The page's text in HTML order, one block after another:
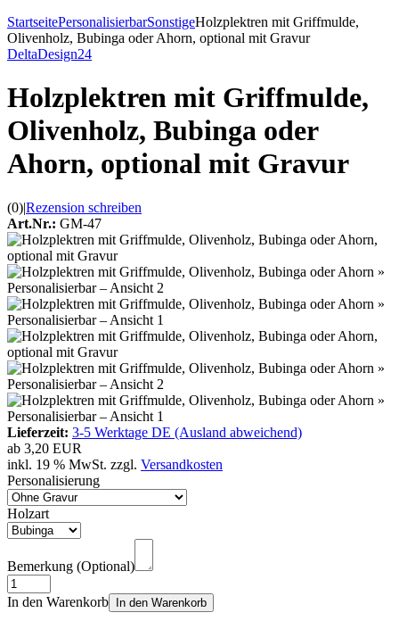
StartseitePersonalisierbarSonstigeHolzplektren mit Griffmulde,
Olivenholz, Bubinga oder Ahorn, optional mit Gravur
DeltaDesign24
Holzplektren mit Griffmulde,
Olivenholz, Bubinga oder
Ahorn, optional mit Gravur
(0)|Rezension schreiben
Art.Nr.: GM-47
Lieferzeit: 3-5 Werktage DE (Ausland abweichend)
ab 3,20 EUR
inkl. 19 % MwSt. zzgl. Versandkosten
Personalisierung
Holzart
Bemerkung (Optional)
In den Warenkorb In den Warenkorb